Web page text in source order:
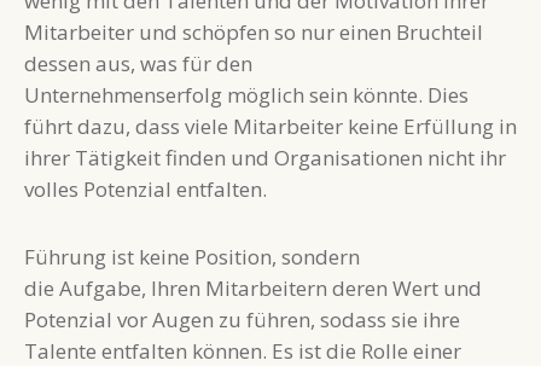
Mitarbeiter und schöpfen so nur einen Bruchteil
dessen aus, was für den
Unternehmenserfolg möglich sein könnte. Dies
führt dazu, dass viele Mitarbeiter keine Erfüllung in
ihrer Tätigkeit finden und Organisationen nicht ihr
volles Potenzial entfalten.
Führung ist keine Position, sondern
die Aufgabe, Ihren Mitarbeitern deren Wert und
Potenzial vor Augen zu führen, sodass sie ihre
Talente entfalten können. Es ist die Rolle einer